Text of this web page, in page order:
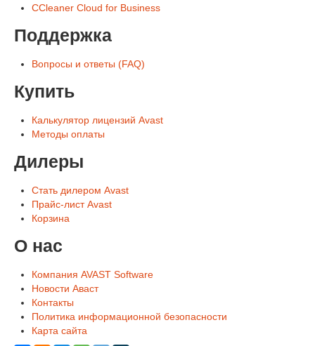
CCleaner Cloud for Business
Поддержка
Вопросы и ответы (FAQ)
Купить
Калькулятор лицензий Avast
Методы оплаты
Дилеры
Стать дилером Avast
Прайс-лист Avast
Корзина
О нас
Компания AVAST Software
Новости Аваст
Контакты
Политика информационной безопасности
Карта сайта